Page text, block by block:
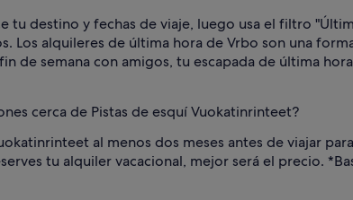
tu destino y fechas de viaje, luego usa el filtro
Los alquileres de última hora de Vrbo son una
de semana con amigos, tu escapada de última
cerca de Pistas de esquí Vuokatinrinteet?
al menos dos meses antes de viajar
tu alquiler vacacional, mejor será el precio.